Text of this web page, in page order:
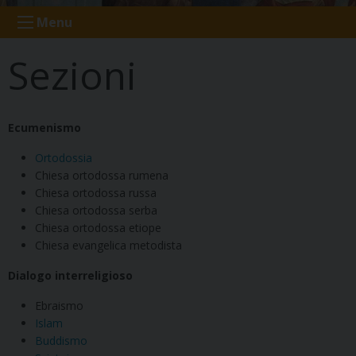
Menu
Sezioni
Ecumenismo
Ortodossia
Chiesa ortodossa rumena
Chiesa ortodossa russa
Chiesa ortodossa serba
Chiesa ortodossa etiope
Chiesa evangelica metodista
Dialogo interreligioso
Ebraismo
Islam
Buddismo